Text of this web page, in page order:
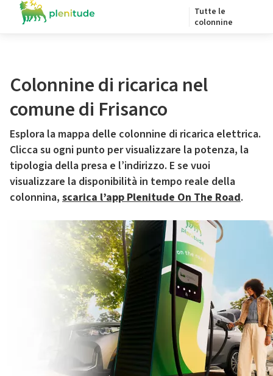
Tutte le
colonnine
Colonnine di ricarica nel
comune di Frisanco
Esplora la mappa delle colonnine di ricarica elettrica.
Clicca su ogni punto per visualizzare la potenza, la
tipologia della presa e l’indirizzo. E se vuoi
visualizzare la disponibilità in tempo reale della
colonnina, scarica l’app Plenitude On The Road.